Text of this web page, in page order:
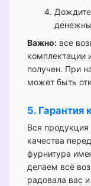
Важно: все
комплектации
получен. При
может быть
5. Гарантия
Вся продукция
качества
фурнитура
делаем всё
радовала вас